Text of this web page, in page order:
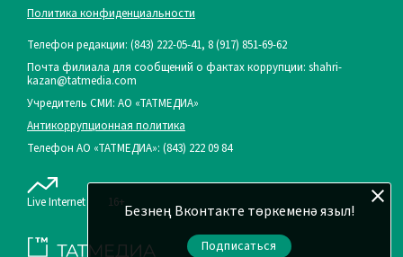
Безнең Вконтакте төркеменә языл!
Подписаться
Политика конфиденциальности
Телефон редакции: (843) 222-05-41, 8 (917) 851-69-62
Почта филиала для сообщений о фактах коррупции: shahri-
kazan@tatmedia.com
Учредитель СМИ: АО «ТАТМЕДИА»
Антикоррупционная политика
Телефон АО «ТАТМЕДИА»: (843) 222 09 84
Live Internet 16+